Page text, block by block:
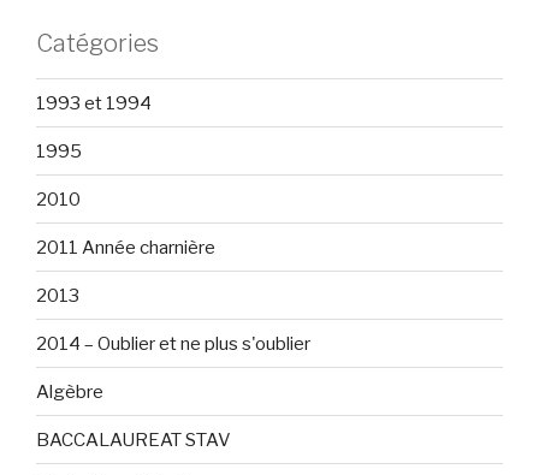
Catégories
1993 et 1994
1995
2010
2011 Année charnière
2013
2014 – Oublier et ne plus s'oublier
Algèbre
BACCALAUREAT STAV